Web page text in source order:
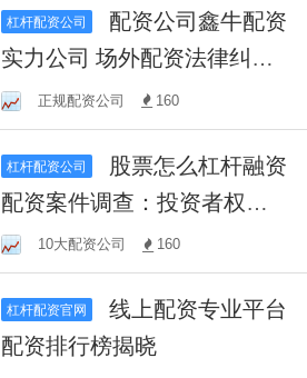
杠杆配资公司
实力公司 场外配资法律纠纷
案：胜诉判决背后的惊人内
幕
正规配资公司 160
杠杆配资公司
配资案件调查：投资者权益
受损情况调查结果
10大配资公司 160
杠杆配资官网
线上配资专业平台
配资排行榜揭晓